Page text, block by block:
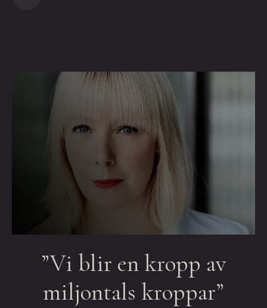
”Vi blir en kropp av
miljontals kroppar”